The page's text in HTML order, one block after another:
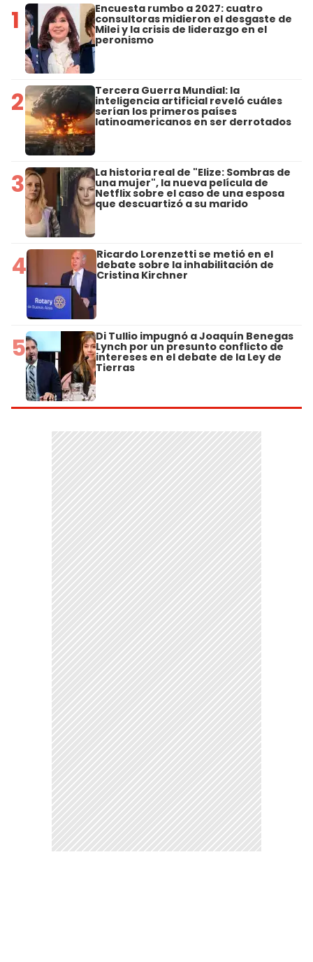
1 Encuesta rumbo a 2027: cuatro
consultoras midieron el desgaste de
Milei y la crisis de liderazgo en el
peronismo
2 Tercera Guerra Mundial: la
inteligencia artificial reveló cuáles
serían los primeros países
latinoamericanos en ser derrotados
3 La historia real de "Elize: Sombras de
una mujer", la nueva película de
Netflix sobre el caso de una esposa
que descuartizó a su marido
4 Ricardo Lorenzetti se metió en el
debate sobre la inhabilitación de
Cristina Kirchner
5 Di Tullio impugnó a Joaquín Benegas
Lynch por un presunto conflicto de
intereses en el debate de la Ley de
Tierras